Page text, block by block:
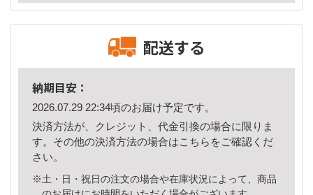
配送する
納期目安：
2026.07.29 22:34頃のお届け予定です。
決済方法が、クレジット、代金引換の場合に限りま
す。その他の決済方法の場合はこちら をご確認くだ
さい。
※土・日・祝日の注文の場合や在庫状況によって、商品